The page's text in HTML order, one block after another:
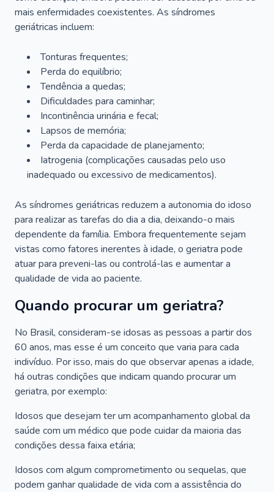
mais enfermidades coexistentes. As síndromes
geriátricas incluem:
Tonturas frequentes;
Perda do equilíbrio;
Tendência a quedas;
Dificuldades para caminhar;
Incontinência urinária e fecal;
Lapsos de memória;
Perda da capacidade de planejamento;
Iatrogenia (complicações causadas pelo uso
inadequado ou excessivo de medicamentos).
As síndromes geriátricas reduzem a autonomia do idoso
para realizar as tarefas do dia a dia, deixando-o mais
dependente da família. Embora frequentemente sejam
vistas como fatores inerentes à idade, o geriatra pode
atuar para preveni-las ou controlá-las e aumentar a
qualidade de vida ao paciente.
Quando procurar um geriatra?
No Brasil, consideram-se idosas as pessoas a partir dos
60 anos, mas esse é um conceito que varia para cada
indivíduo. Por isso, mais do que observar apenas a idade,
há outras condições que indicam quando procurar um
geriatra, por exemplo:
Idosos que desejam ter um acompanhamento global da
saúde com um médico que pode cuidar da maioria das
condições dessa faixa etária;
Idosos com algum comprometimento ou sequelas, que
podem ganhar qualidade de vida com a assistência do